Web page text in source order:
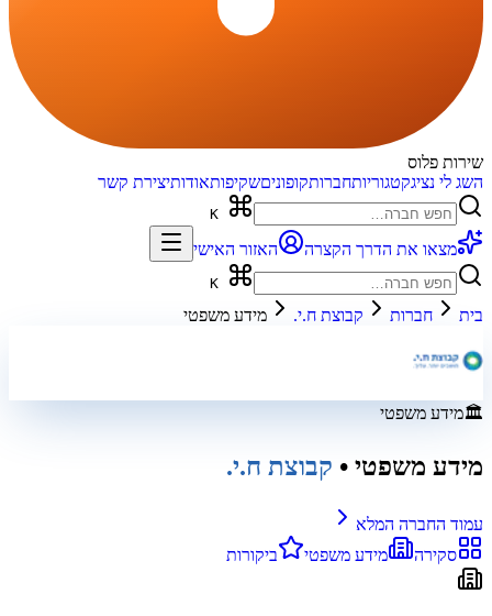
שירות פלוס
השג לי נציגקטגוריותחברותקופוניםשקיפותאודותיצירת קשר
מצאו את הדרך הקצרה האזור האישי
בית חברות קבוצת ח.י. מידע משפטי
🏛️מידע משפטי
מידע משפטי • קבוצת ח.י.
עמוד החברה המלא
סקירה
מידע משפטי ביקורות